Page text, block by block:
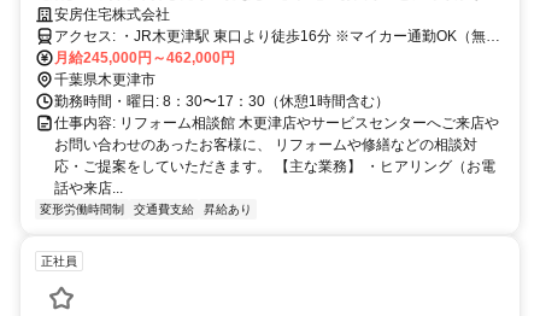
フォーム提案のお仕事です！
安房住宅株式会社
アクセス: ・JR木更津駅 東口より徒歩16分 ※マイカー通勤OK（無料
駐車場完備）
月給245,000円～462,000円
千葉県木更津市
勤務時間・曜日: 8：30〜17：30（休憩1時間含む）
仕事内容: リフォーム相談館 木更津店やサービスセンターへご来店や
お問い合わせのあったお客様に、 リフォームや修繕などの相談対
応・ご提案をしていただきます。 【主な業務】 ・ヒアリング（お電
話や来店...
変形労働時間制 交通費支給 昇給あり
正社員